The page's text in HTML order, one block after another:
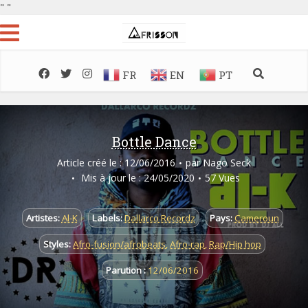
" "
FR EN PT
Bottle Dance
Article créé le : 12/06/2016 par Nago Seck
Mis à jour le : 24/05/2020
57 Vues
Artistes:Al-K Labels:Dallarco Recordz Pays: Cameroun
Styles:Afro-fusion/afrobeats,Afro-rap,Rap/Hip hop
Parution :12/06/2016